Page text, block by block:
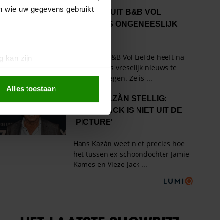
wie uw gegevens gebruikt
kan zijn
te bieden en om ons
partners voor social
die u aan ze heeft
met onze cookies als u
Alles toestaan